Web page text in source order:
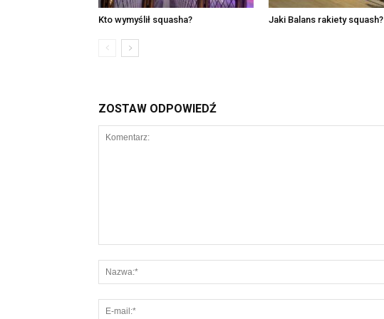
Kto wymyślił squasha? Jaki Balans rakiety squash?
ZOSTAW ODPOWIEDŹ